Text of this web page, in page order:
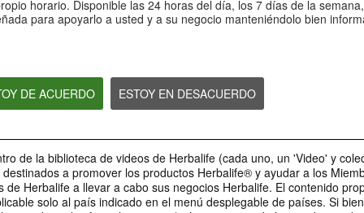
horario. Disponible las 24 horas del día, los 7 días de la
para apoyarlo a usted y a su negocio manteniéndolo bien
DE ACUERDO ESTOY EN DESACUERDO
de la biblioteca de videos de Herbalife (cada uno, un 'Video' y
a promover los productos Herbalife® y ayudar a los
de Herbalife a llevar a cabo sus negocios Herbalife. El contenido
solo al país indicado en el menú desplegable de países. Si
¿Cómo cuidar tu piel con
Herbalife® SKIN?
Nutrientes que apoyan al
Sistema inmunológico
Siente más
controla tu
La importancia del sodio en
nuestro cuerpo con Marien
Garza
La importancia del sodio en
nuestro cuerpo
Conoce el nuevo
Thermojetics durazno-
mango con Dra. Rocío
Medina
Conoce el nuevo Thermojetics
durazno-mango
¿Cómo preparar
Fórmula 1
Cream?
RECETAS